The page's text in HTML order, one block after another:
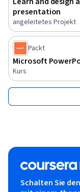
presentation
angeleitetes Projekt
Packt
Microsoft
Kurs
Schalten Sie